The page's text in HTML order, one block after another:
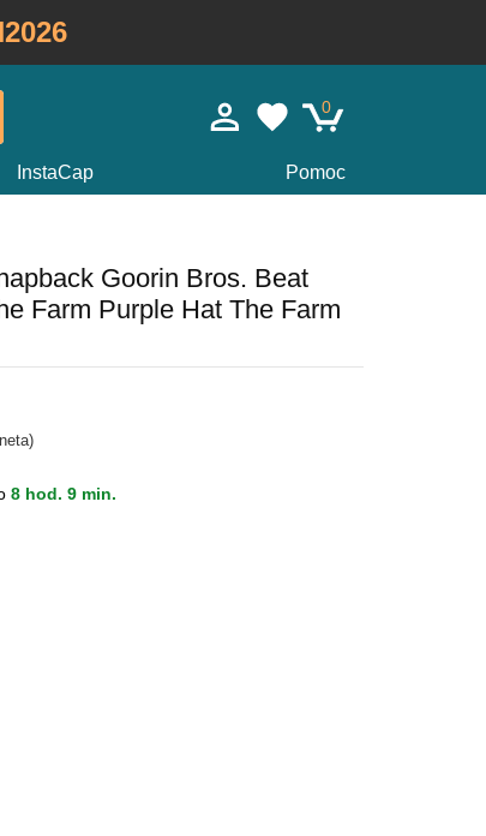
0
InstaCap Pomoc
Goorin Bros. Beat
Farm Purple Hat The Farm
8 hod. 9 min.